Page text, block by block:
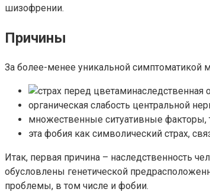
шизофрении.
Причины
За более-менее уникальной симптоматикой
наследственная
органическая слабость центральной
множественные ситуативные
эта фобия как символический страх,
Итак, первая причина – наследственность
обусловлены генетической
проблемы, в том числе и фобии.